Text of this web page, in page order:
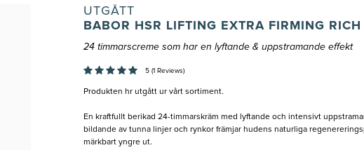
UTGÅTT
BABOR HSR LIFTING EXTRA FIRMING RICH
24 timmarscreme som har en lyftande & uppstramande effekt
5 (1 Reviews)
Produkten hr utgått ur vårt sortiment.
En kraftfullt berikad 24-timmarskräm med lyftande och intensivt
bildande av tunna linjer och rynkor främjar hudens naturliga
märkbart yngre ut.